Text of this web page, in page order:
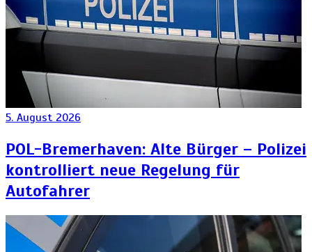
5. August 2026
POL-Bremerhaven: Alte Bürger – Polizei
kontrolliert neue Regelung für
Autofahrer